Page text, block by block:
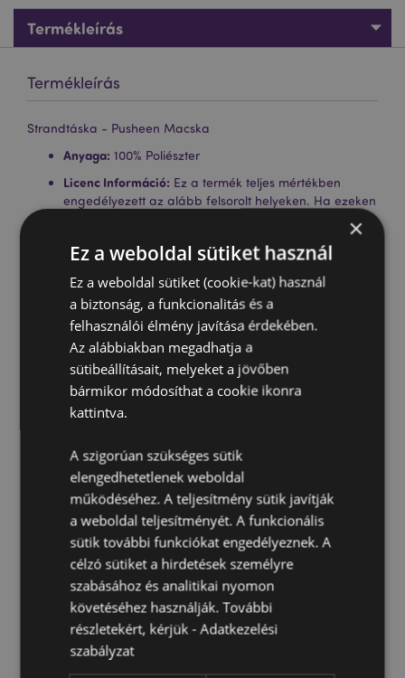
Termékleírás
Termékleírás
Strandtáska - Pusheen Macska
Anyaga: 100% Poliészter
Licenc Információ: Ez a termék teljes mértékben
engedélyezett az alább felsorolt ​​helyeken. Ha ezeken
eltávolítja a terméket a rendeléséből. Ha további
információra van szüksége, kérjük, vegye fel a
kapcsolatot ügyfélszolgálatunkkal.
Engedélyezési területek:Åland-szigetek, Albánia,
Andorra, Ausztria, Azerbajdzsán, Azori-szigetek
(Portugália), Baleár-szigetek (Spanyolország),
Fehéroroszország, Belgium, Bermuda, Bosznia-
Hercegovina, Bulgária, Kanári-szigetek
(Spanyolország), Ceuta és Melilla, Chile, Korzika
(Franciaország), Horvátország, Ciprus, Csehország,
Franciaország (főterület), Francia Guyana, Grúzia,
Németország, Gibraltár, Görögország, Guadeloupe,
Guernsey (Csatorna-szigetek), Vatikánváros
(Szentszék), Magyarország, Izland, Írország, Man-
sziget (Egyesült Királyság), Olaszország (főterület),
Jersey (Csatorna-szigetek), Koszovó, Lettország,
Liechtenstein, Litvánia, Luxemburg, Észak-Macedónia,
Madeira (Portugália), Málta, Martinique, Mayotte,
Moldova, Montenegró, Hollandia, Norvégia,
Lengyelország, Portugália (főterület), Réunion,
Románia, Oroszország, Saint-Martin (francia rész),
Szerbia, Szicília (Olaszország), Szlovákia, Szlovénia,
Spanyolország (főterület), Svédország, Svájc,
×
Ez a weboldal sütiket használ
Ez a weboldal sütiket (cookie-kat) használ
a biztonság, a funkcionalitás és a
felhasználói élmény javítása érdekében.
Az alábbiakban megadhatja a
sütibeállításait, melyeket a jövőben
bármikor módosíthat a cookie ikonra
kattintva.
A szigorúan szükséges sütik
elengedhetetlenek weboldal
működéséhez. A teljesítmény sütik javítják
a weboldal teljesítményét. A funkcionális
sütik további funkciókat engedélyeznek. A
célzó sütiket a hirdetések személyre
szabásához és analitikai nyomon
követéséhez használják. További
részletekért, kérjük -Adatkezelési
szabályzat